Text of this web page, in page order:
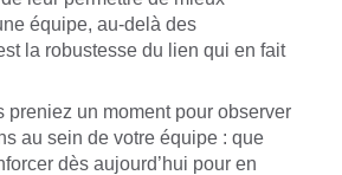
équipe, au-delà des
la robustesse du lien qui en fait
preniez un moment pour observer
au sein de votre équipe : que
dès aujourd’hui pour en